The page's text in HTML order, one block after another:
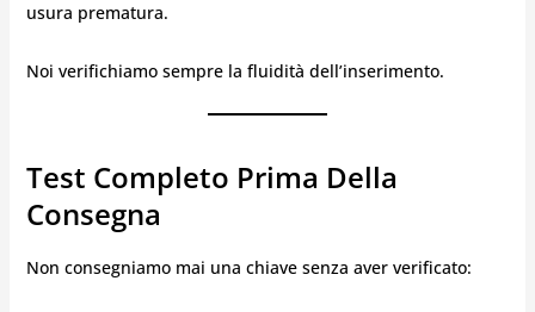
usura prematura.
Noi verifichiamo sempre la fluidità dell’inserimento.
Test Completo Prima Della
Consegna
Non consegniamo mai una chiave senza aver verificato: